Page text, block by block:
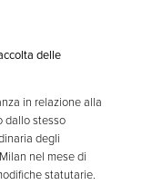
delle
in relazione alla
dallo stesso
degli
nel mese di
statutarie.